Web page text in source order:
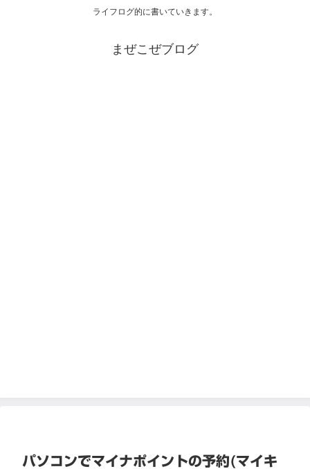
ライフログ的に書いていきます。
まぜこぜブログ
パソコンでマイナポイントの予約(マイキ